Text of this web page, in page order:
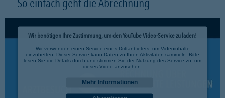
So einfach geht die Abrechnung
Wir benötigen Ihre Zustimmung, um den YouTube Video-Service zu laden!
Wir verwenden einen Service eines Drittanbieters, um Videoinhalte
einzubetten. Dieser Service kann Daten zu Ihren Aktivitäten sammeln. Bitte
lesen Sie die Details durch und stimmen Sie der Nutzung des Service zu, um
dieses Video anzusehen.
Mehr Informationen